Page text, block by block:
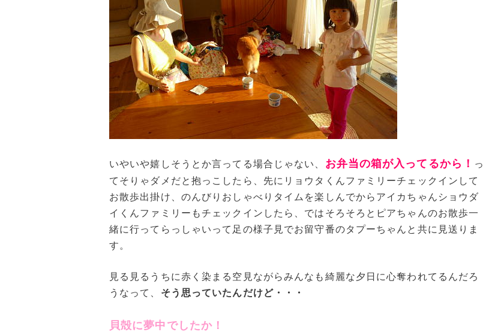
いやいや嬉しそうとか言ってる場合じゃない、 お弁当の箱が入ってるから！ っ
てそりゃダメだと抱っこしたら、先にリョウタくんファミリーチェックインして
お散歩出掛け、のんびりおしゃべりタイムを楽しんでからアイカちゃんショウダ
イくんファミリーもチェックインしたら、ではそろそろとピアちゃんのお散歩一
緒に行ってらっしゃいって足の様子見でお留守番のタプーちゃんと共に見送りま
す。
見る見るうちに赤く染まる空見ながらみんなも綺麗な夕日に心奪われてるんだろ
うなって、 そう思っていたんだけど・・・
貝殻に夢中でしたか！